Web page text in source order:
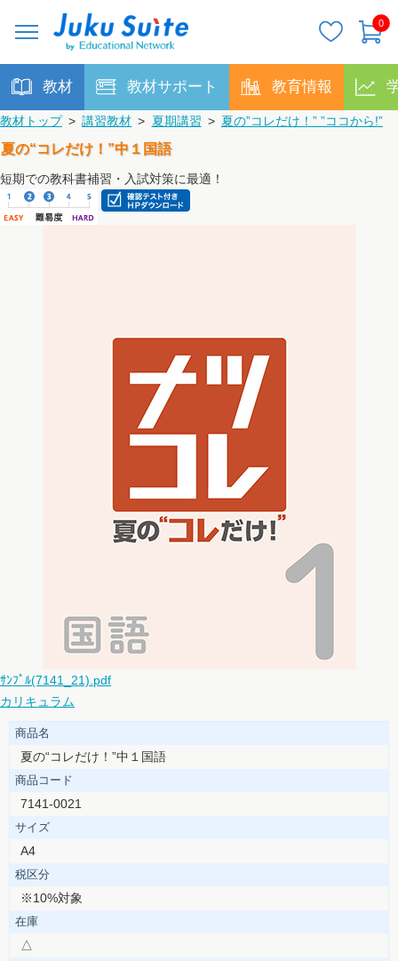
0
教材 教材サポート 教育情報
教材トップ > 講習教材 > 夏期講習 > 夏の”コレだけ！” ”ココから!”
夏の“コレだけ！”中１国語
短期での教科書補習・入試対策に最適！
ｻﾝﾌﾟﾙ(7141_21).pdf
カリキュラム
商品名
夏の“コレだけ！”中１国語
商品コード
7141-0021
サイズ
A4
税区分
※10%対象
在庫
△